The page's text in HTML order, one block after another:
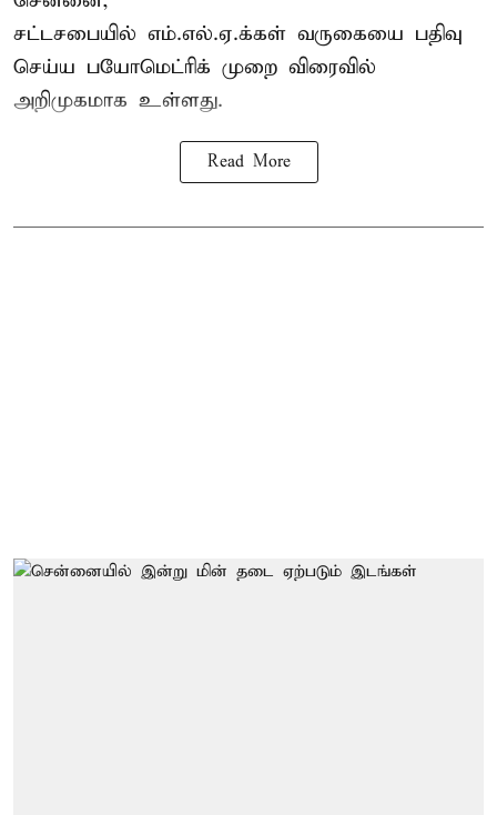
சட்டசபையில் எம்.எல்.ஏ.க்கள் வருகையை பதிவு
செய்ய பயோமெட்ரிக் முறை விரைவில்
அறிமுகமாக உள்ளது.
Read More